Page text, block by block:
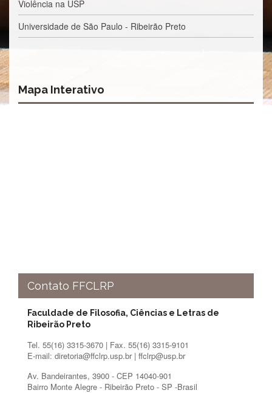
Violência na USP
Universidade de São Paulo - Ribeirão Preto
Mapa Interativo
Contato FFCLRP
Faculdade de Filosofia, Ciências e Letras de
Ribeirão Preto
Tel. 55(16) 3315-3670 | Fax. 55(16) 3315-9101
E-mail: diretoria@ffclrp.usp.br | ffclrp@usp.br
Av. Bandeirantes, 3900 - CEP 14040-901
Bairro Monte Alegre - Ribeirão Preto - SP -Brasil